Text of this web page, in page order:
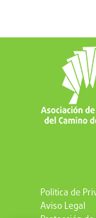
Política de
Aviso Legal